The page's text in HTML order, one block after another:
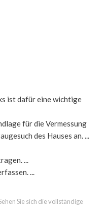
ist dafür eine wichtige
für die Vermessung
des Hauses an. ...
...
...
Sie sich die vollständige